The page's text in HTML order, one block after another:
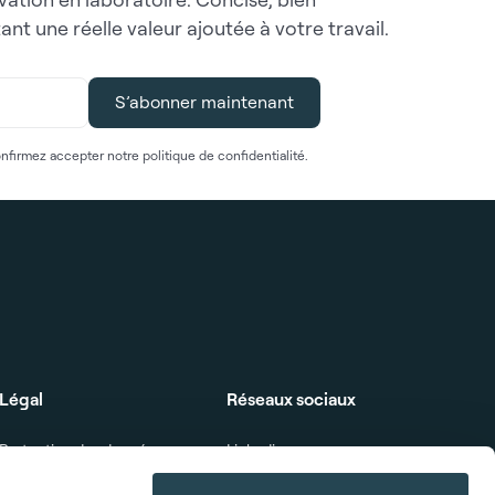
une réelle valeur ajoutée à votre travail.
accepter notre politique de confidentialité.
Légal
des données
Réseaux sociaux
Linkedin